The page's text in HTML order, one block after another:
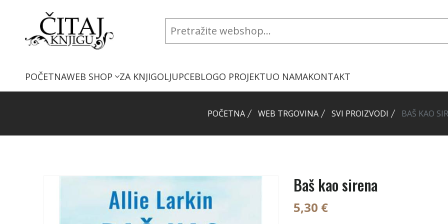
POČETNAWEB SHOP ZA KNJIGOLJUPCEBLOGO PROJEKTUO NAMAKONTAKT
POČETNA WEB TRGOVINA SVI PROIZVODI BAŠ KAO
Baš kao sirena
5,30 €